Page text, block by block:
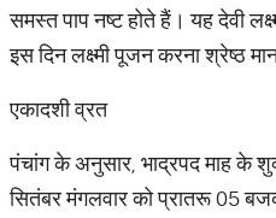
समस्त पाप नष्ट होते हैं। यह देवी
इस दिन लक्ष्मी पूजन करना श्रेष्ठ
एकादशी व्रत
पंचांग के अनुसार, भाद्रपद माह के
सितंबर मंगलवार को प्रातरू 05